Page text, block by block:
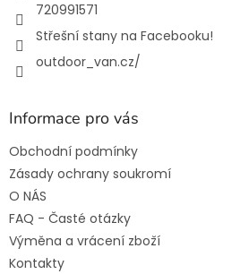
720991571
Střešní stany na Facebooku!
outdoor_van.cz/
Informace pro vás
Obchodní podmínky
Zásady ochrany soukromí
O NÁS
FAQ - Časté otázky
Výměna a vrácení zboží
Kontakty